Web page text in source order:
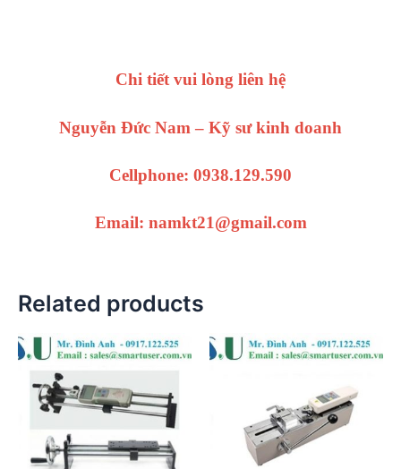
Chi tiết vui lòng liên hệ
Nguyễn Đức Nam – Kỹ sư kinh doanh
Cellphone: 0938.129.590
Email: namkt21@gmail.com
Related products